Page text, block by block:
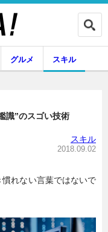
専門家インタビュー
グルメ スキル
識”のスゴい技術
スキル
2018.09.02
れない言葉ではないで